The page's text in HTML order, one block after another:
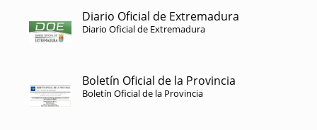
Diario Oficial de Extremadura
Diario Oficial de Extremadura
Boletín Oficial de la Provincia
Boletín Oficial de la Provincia